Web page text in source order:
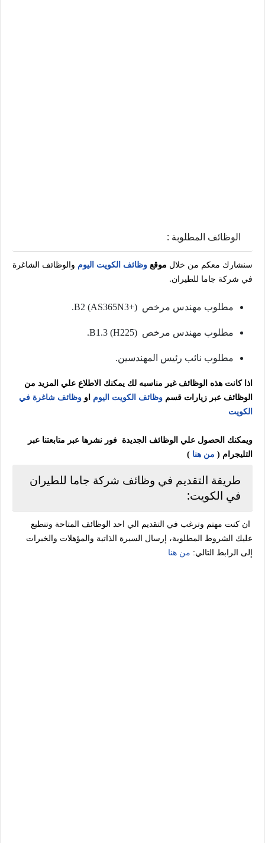
الوظائف المطلوبة :
سنشارك معكم من خلال موقع وظائف الكويت اليوم والوظائف الشاغرة
في شركة جاما للطيران.
مطلوب مهندس مرخص B2 (AS365N3+).
مطلوب مهندس مرخص B1.3 (H225).
مطلوب نائب رئيس المهندسين.
اذا كانت هذه الوظائف غير مناسبه لك يمكنك الاطلاع علي المزيد من
الوظائف عبر زيارات قسم وظائف الكويت اليوم او وظائف شاغرة في
الكويت
ويمكنك الحصول علي الوظائف الجديدة فور نشرها عبر متابعتنا عبر
التليجرام ( من هنا )
طريقة التقديم في وظائف شركة جاما للطيران
في الكويت:
ان كنت مهتم وترغب في التقديم الي احد الوظائف المتاحة وتنطبع
عليك الشروط المطلوبة، إرسال السيرة الذاتية والمؤهلات والخبرات
إلى الرابط التالي: من هنا